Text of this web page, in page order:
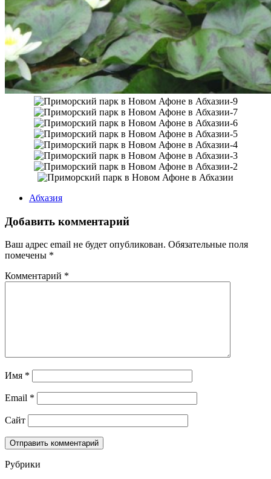
Абхазия
Добавить комментарий
Ваш адрес email не будет опубликован. Обязательные поля
помечены *
Комментарий *
Имя *
Email *
Сайт
Рубрики